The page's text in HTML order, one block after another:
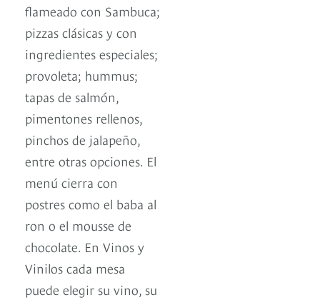
flameado con Sambuca;
pizzas clásicas y con
ingredientes especiales;
provoleta; hummus;
tapas de salmón,
pimentones rellenos,
pinchos de jalapeño,
entre otras opciones. El
menú cierra con
postres como el baba al
ron o el mousse de
chocolate. En Vinos y
Vinilos cada mesa
puede elegir su vino, su